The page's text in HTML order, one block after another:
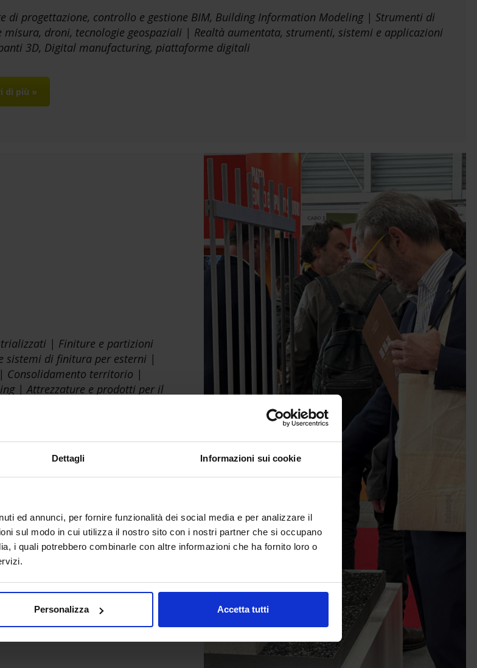
Dettagli Informazioni sui cookie
ed annunci, per fornire funzionalità dei social media e per analizzare il
sul modo in cui utilizza il nostro sito con i nostri partner che si occupano
i quali potrebbero combinarle con altre informazioni che ha fornito loro o
Personalizza Accetta tutti
di progettazione, controllo e gestione BIM, Building Information Modeling | Strumenti di
misura, droni, tecnologie geospaziali | Realtà aumentata, strumenti, sistemi e applicazioni
3D, Digital manufacturing, piattaforme digitali
di più »
| Finiture e partizioni
sistemi di finitura per esterni |
Consolidamento territorio |
| Attrezzature e prodotti per il
che valorizzano
approfondimenti tecnici,
Macchine e
Attrezzature